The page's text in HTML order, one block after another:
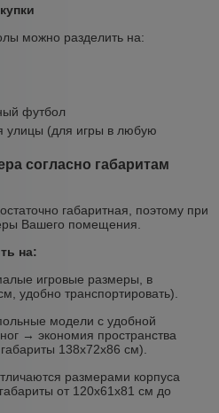
можно разделить на:
футбол
улицы (для игры в любую
согласно габаритам
габаритная, поэтому при
Вашего помещения.
на:
игровые размеры, в
удобно транспортировать).
модели с удобной
→ экономия пространства
138x72x86 см).
размерами корпуса
от 120x61x81 см до